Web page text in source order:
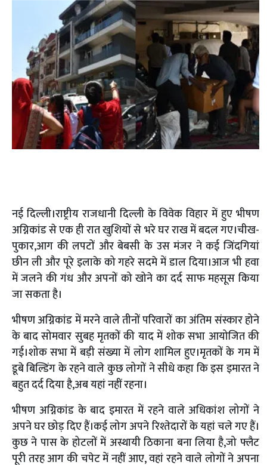
नई दिल्ली।राष्ट्रीय राजधानी दिल्ली के विवेक विहार में हुए भीषण
अग्निकांड से एक ही रात खुशियों से भरे घर राख में बदल ग‌ए।चीख-
पुकार,आग की लपटों और बेबसी के उस मंजर ने कई जिंदगियां
छीन ली और पूरे इलाके को गहरे सदमे में डाल दिया।आज भी हवा
में जलने की गंध और अपनों को खोने का दर्द साफ महसूस किया
जा सकता है।
भीषण अग्निकांड में मरने वाले तीनों परिवारों का अंतिम संस्कार होने
के बाद सोमवार सुबह मृतकों की याद में शोक सभा आयोजित की
गई।शोक सभा में बड़ी संख्या में लोग शामिल हुए।मृतकों के गम में
डूबे बिल्डिंग के रहने वाले कुछ लोगों ने सीधे कहा कि इस इमारत ने
बहुत दर्द दिया है,अब यहां नहीं रहना।
भीषण अग्निकांड के बाद इमारत में रहने वाले अधिकांश लोगों ने
अपने घर छोड़ दिए हैं।कई लोग अपने रिश्तेदारों के यहां चले गए हैं।
कुछ ने पास के होटलों में अस्थायी ठिकाना बना लिया है,जो फ्लैट
पूरी तरह आग की चपेट में नहीं आए, वहां रहने वाले लोगों ने अपना